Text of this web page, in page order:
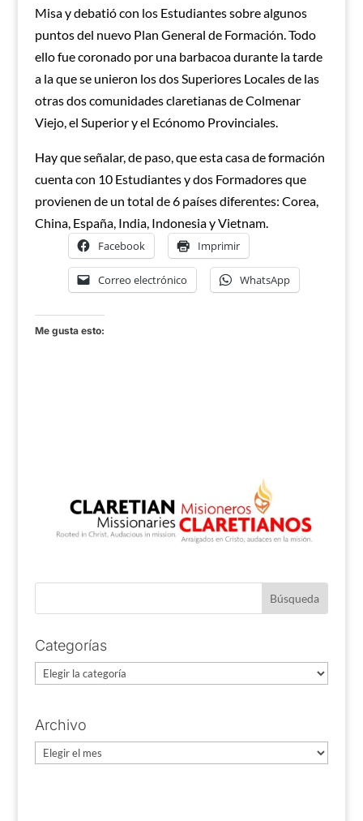
Misa y debatió con los Estudiantes sobre algunos
puntos del nuevo Plan General de Formación. Todo
ello fue coronado por una barbacoa durante la tarde
a la que se unieron los dos Superiores Locales de las
otras dos comunidades claretianas de Colmenar
Viejo, el Superior y el Ecónomo Provinciales.
Hay que señalar, de paso, que esta casa de formación
cuenta con 10 Estudiantes y dos Formadores que
provienen de un total de 6 países diferentes: Corea,
China, España, India, Indonesia y Vietnam.
Facebook Imprimir
Correo electrónico WhatsApp
Me gusta esto:
Categorías
Categorías
Archivo
Archivo